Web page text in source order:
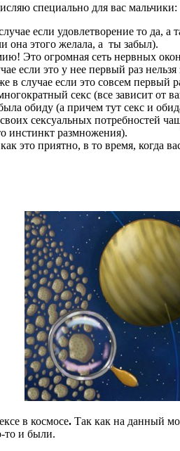
специально для вас мальчики:
если удовлетворение то да, а
она этого желала, а ты забыл).
Это огромная сеть нервных
если это у нее первый раз
в случае если это совсем первый
секс (все зависит
обиду (а причем тут секс и
сексуальных потребностей
инстинкт размножения).
это приятно, в то время,
в космосе. Так как на данный
то и были.